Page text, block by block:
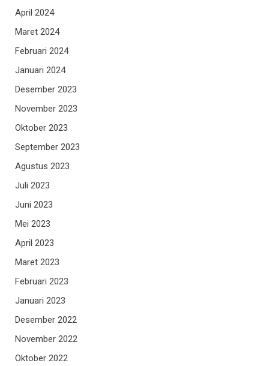
April 2024
Maret 2024
Februari 2024
Januari 2024
Desember 2023
November 2023
Oktober 2023
September 2023
Agustus 2023
Juli 2023
Juni 2023
Mei 2023
April 2023
Maret 2023
Februari 2023
Januari 2023
Desember 2022
November 2022
Oktober 2022